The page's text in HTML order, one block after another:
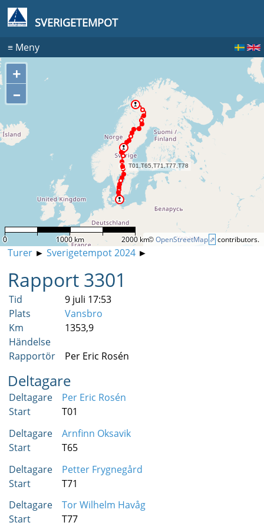
SVERIGETEMPOT
≡Meny
+
–
©OpenStreetMap contributors.
0 1000 km 2000 km
Turer► Sverigetempot 2024►
Rapport 3301
Tid
9 juli 17:53
Plats
Vansbro
Km
1353,9
Händelse
Rapportör
Per Eric Rosén
Deltagare
Deltagare
Per Eric Rosén
Start
T01
Deltagare
Arnfinn Oksavik
Start
T65
Deltagare
Petter Frygnegård
Start
T71
Deltagare
Tor Wilhelm Havåg
Start
T77